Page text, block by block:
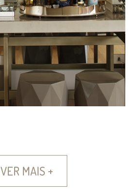
VER MAIS +